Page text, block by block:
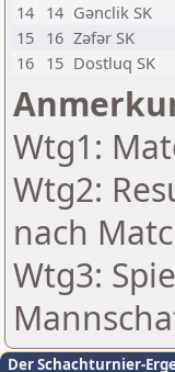
14 14 Gənclik SK
15 16 Zəfər SK
16 15 Dostluq SK
Wtg1:
Wtg2:
nach
Wtg3:
Der Schachturnier-